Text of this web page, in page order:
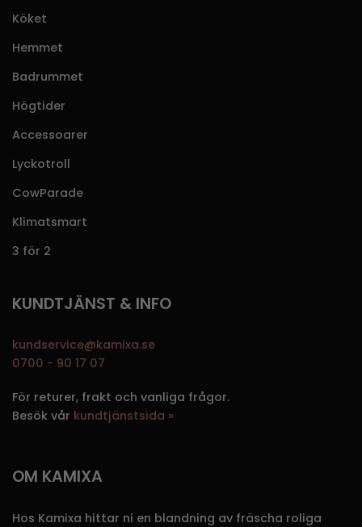
Köket
Hemmet
Badrummet
Högtider
Accessoarer
Lyckotroll
CowParade
Klimatsmart
3 för 2
KUNDTJÄNST & INFO
kundservice@kamixa.se
0700 - 90 17 07
För returer, frakt och vanliga frågor.
Besök vår kundtjänstsida »
OM KAMIXA
Hos Kamixa hittar ni en blandning av fräscha roliga